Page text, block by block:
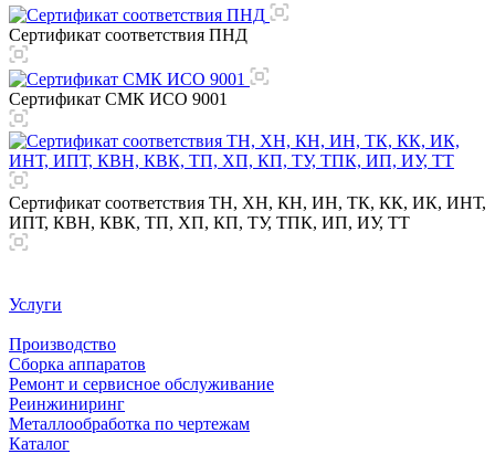
Сертификат соответствия ПНД
Сертификат СМК ИСО 9001
Сертификат соответствия ТН, ХН, КН, ИН, ТК, КК, ИК, ИНТ,
ИПТ, КВН, КВК, ТП, ХП, КП, ТУ, ТПК, ИП, ИУ, ТТ
Услуги
Производство
Сборка аппаратов
Ремонт и сервисное обслуживание
Реинжиниринг
Металлообработка по чертежам
Каталог